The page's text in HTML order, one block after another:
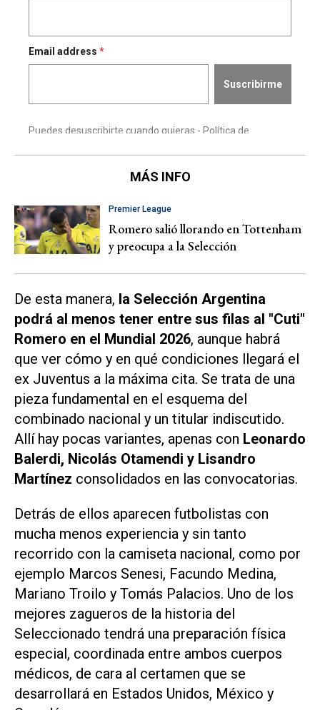
MÁS INFO
Premier League
Romero salió llorando en Tottenham
y preocupa a la Selección
De esta manera, la Selección Argentina
podrá al menos tener entre sus filas al "Cuti"
Romero en el Mundial 2026, aunque habrá
que ver cómo y en qué condiciones llegará el
ex Juventus a la máxima cita. Se trata de una
pieza fundamental en el esquema del
combinado nacional y un titular indiscutido.
Allí hay pocas variantes, apenas con Leonardo
Balerdi, Nicolás Otamendi y Lisandro
Martínez consolidados en las convocatorias.
Detrás de ellos aparecen futbolistas con
mucha menos experiencia y sin tanto
recorrido con la camiseta nacional, como por
ejemplo Marcos Senesi, Facundo Medina,
Mariano Troilo y Tomás Palacios. Uno de los
mejores zagueros de la historia del
Seleccionado tendrá una preparación física
especial, coordinada entre ambos cuerpos
médicos, de cara al certamen que se
desarrollará en Estados Unidos, México y